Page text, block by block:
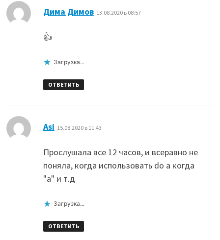
Дима Димов: 13.08.2020 в 08:57
👍
Загрузка...
ОТВЕТИТЬ
Asi 15.08.2020 в 11:43
Прослушала все 12 часов, и всеравно не
поняла, когда использовать do а когда
"а" и т.д
Загрузка...
ОТВЕТИТЬ